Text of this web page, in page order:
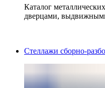
Каталог
дверцами,
Стеллажи сборно-